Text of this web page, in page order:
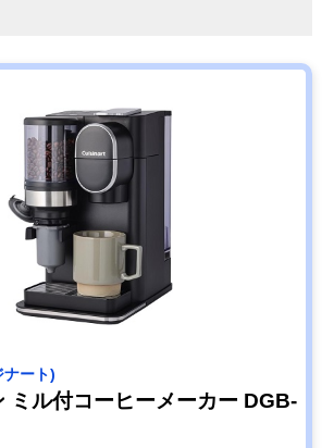
ート)
ミル付コーヒーメーカー DGB-